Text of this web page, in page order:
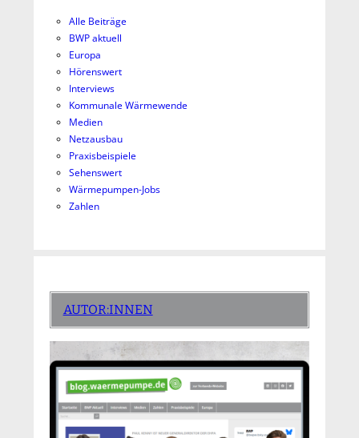
Alle Beiträge
BWP aktuell
Europa
Hörenswert
Interviews
Kommunale Wärmewende
Medien
Netzausbau
Praxisbeispiele
Sehenswert
Wärmepumpen-Jobs
Zahlen
AUTOR:INNEN